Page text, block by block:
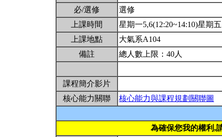
必/選修
選修
上課時間
星期一5,6(12:20~14:10)星期
上課地點
大氣系A104
備註
總人數上限：40人
課程簡介影片
核心能力關聯
核心能力與課程規劃關聯圖
為確保您我的權利,